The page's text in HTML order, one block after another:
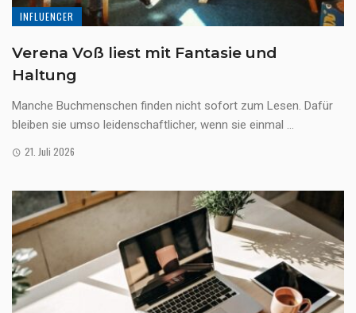
INFLUENCER
Verena Voß liest mit Fantasie und
Haltung
Manche Buchmenschen finden nicht sofort zum Lesen. Dafür
bleiben sie umso leidenschaftlicher, wenn sie einmal ...
21. Juli 2026